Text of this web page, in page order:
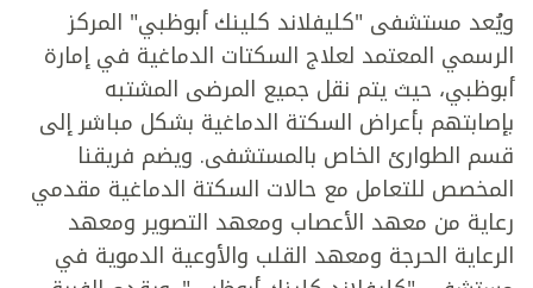
ويُعد مستشفى "كليفلاند كلينك أبوظبي" المركز
الرسمي المعتمد لعلاج السكتات الدماغية في إمارة
أبوظبي، حيث يتم نقل جميع المرضى المشتبه
بإصابتهم بأعراض السكتة الدماغية بشكل مباشر إلى
قسم الطوارئ الخاص بالمستشفى. ويضم فريقنا
المخصص للتعامل مع حالات السكتة الدماغية مقدمي
رعاية من معهد الأعصاب ومعهد التصوير ومعهد
الرعاية الحرجة ومعهد القلب والأوعية الدموية في